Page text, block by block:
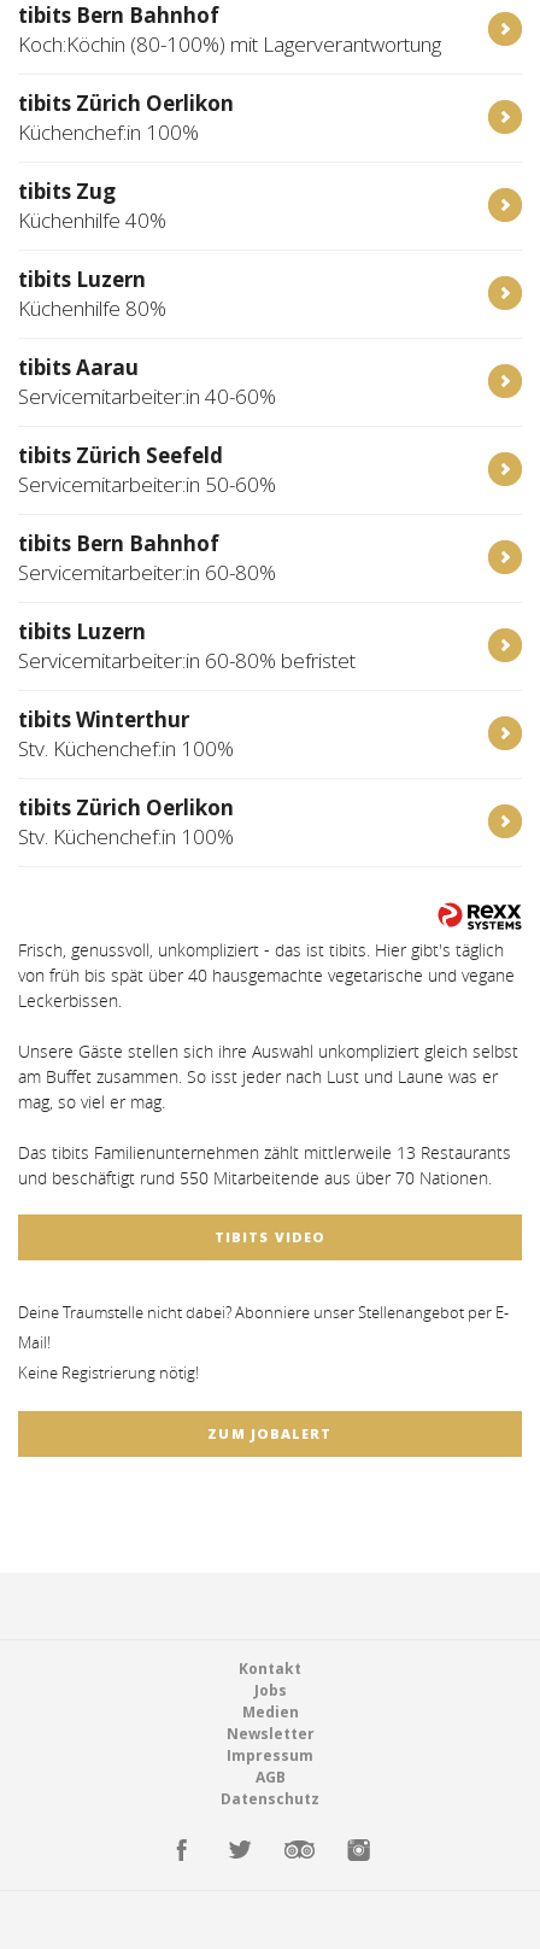
tibits Bern Bahnhof
Koch:Köchin (80-100%) mit Lagerverantwortung
tibits Zürich Oerlikon
Küchenchef:in 100%
tibits Zug
Küchenhilfe 40%
tibits Luzern
Küchenhilfe 80%
tibits Aarau
Servicemitarbeiter:in 40-60%
tibits Zürich Seefeld
Servicemitarbeiter:in 50-60%
tibits Bern Bahnhof
Servicemitarbeiter:in 60-80%
tibits Luzern
Servicemitarbeiter:in 60-80% befristet
tibits Winterthur
Stv. Küchenchef:in 100%
tibits Zürich Oerlikon
Stv. Küchenchef:in 100%
Frisch, genussvoll, unkompliziert - das ist tibits. Hier gibt's täglich
von früh bis spät über 40 hausgemachte vegetarische und vegane
Leckerbissen.
Unsere Gäste stellen sich ihre Auswahl unkompliziert gleich selbst
am Buffet zusammen. So isst jeder nach Lust und Laune was er
mag, so viel er mag.
Das tibits Familienunternehmen zählt mittlerweile 13 Restaurants
und beschäftigt rund 550 Mitarbeitende aus über 70 Nationen.
TIBITS VIDEO
Deine Traumstelle nicht dabei? Abonniere unser Stellenangebot per E-
Mail!
Keine Registrierung nötig!
ZUM JOBALERT
Kontakt
Jobs
Medien
Newsletter
Impressum
AGB
Datenschutz